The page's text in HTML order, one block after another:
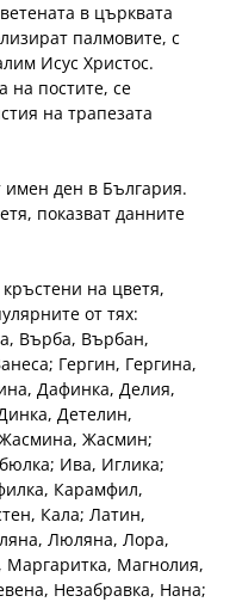
в църквата
палмовите, с
Исус Христос.
на постите, се
на трапезата
ден в България.
показват данните
на цветя,
от тях:
Върба, Върбан,
Гергин, Гергина,
Дафинка, Делия,
Детелин,
Жасмин;
Ива, Иглика;
Карамфил,
Кала; Латин,
Люляна, Лора,
Магнолия,
Незабравка, Нана;